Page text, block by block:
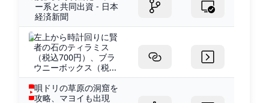
ー系と共同出資 - 日本
経済新聞
左上から時計回りに賢
者の石のティラミス
（税込700円）、ブラ
ウニーボックス（税...
唄ドリの草原の洞窟を
攻略、マヨイも出現